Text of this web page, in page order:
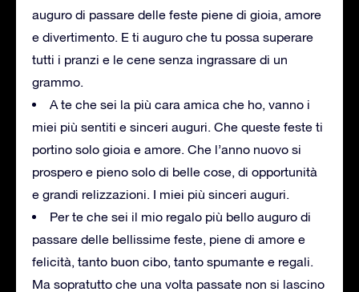
auguro di passare delle feste piene di gioia, amore
e divertimento. E ti auguro che tu possa superare
tutti i pranzi e le cene senza ingrassare di un
grammo.
A te che sei la più cara amica che ho, vanno i
miei più sentiti e sinceri auguri. Che queste feste ti
portino solo gioia e amore. Che l’anno nuovo si
prospero e pieno solo di belle cose, di opportunità
e grandi relizzazioni. I miei più sinceri auguri.
Per te che sei il mio regalo più bello auguro di
passare delle bellissime feste, piene di amore e
felicità, tanto buon cibo, tanto spumante e regali.
Ma sopratutto che una volta passate non si lascino